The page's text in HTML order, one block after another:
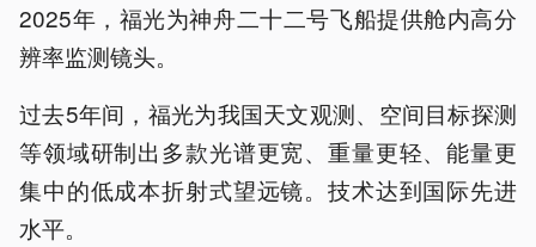
2025年，福光为神舟二十二号飞船提供舱内高分
辨率监测镜头。
过去5年间，福光为我国天文观测、空间目标探测
等领域研制出多款光谱更宽、重量更轻、能量更
集中的低成本折射式望远镜。技术达到国际先进
水平。